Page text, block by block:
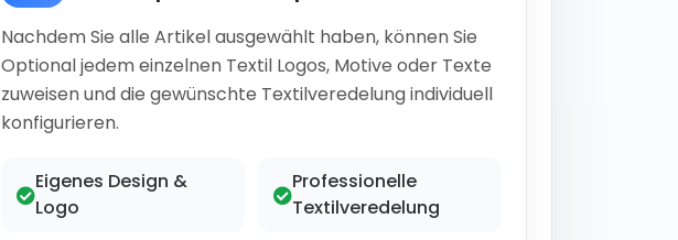
Nachdem Sie alle Artikel ausgewählt haben, können Sie
Optional jedem einzelnen Textil Logos, Motive oder Texte
zuweisen und die gewünschte Textilveredelung individuell
konfigurieren.
Eigenes Design &
Logo
Professionelle
Textilveredelung